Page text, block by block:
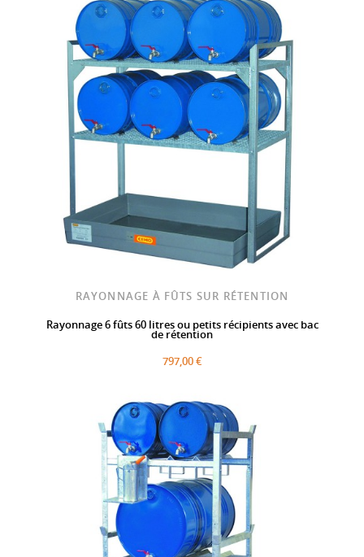
RAYONNAGE À FÛTS SUR RÉTENTION
Rayonnage 6 fûts 60 litres ou petits récipients avec bac
de rétention
797,00 €